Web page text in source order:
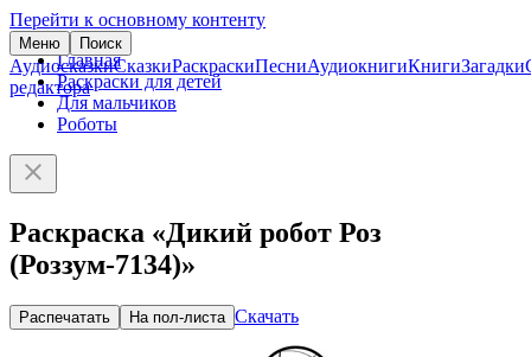
Перейти к основному контенту
Меню Поиск
АудиосказкиСказкиРаскраскиПесниАудиокнигиКнигиЗагадки
редактора
Главная
Раскраски для детей
Для мальчиков
Роботы
Раскраска «Дикий робот Роз
(Роззум-7134)»
Распечатать На пол-листа Скачать